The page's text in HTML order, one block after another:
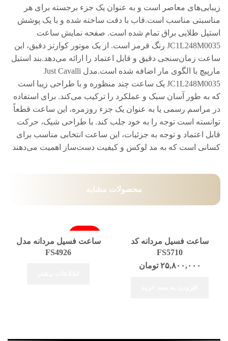
زیبایی‌های معاصر است و به عنوان یک جزء برجسته برای هر
مناسبتی مناسب است.قاب با دقت ساخته شده و با یک پوشش
استیل طلایی براق تمام شده است. صفحه نمایش ساعت
JC1L248M0035 رنگ قرمز است. از یک موتور کوارتز دقیق، این
ساعت زمان‌سنجی دقیق و قابل اعتماد را ارائه می‌دهد.بند استیل
مارپیچ با الگوی مار اضافه شده است.مدل Just Cavalli
JC1L248M0035 یک ساعت چند منظوره و با طراحی زیبا است
که به طور آسان سبک و عملکرد را ترکیب می‌کند. برای استفاده
در مراسم رسمی یا به عنوان یک جزء روزمره، این ساعت قطعاً
توانسته است توجه را به خود جلب کند. با طراحی شیک، حرکت
قابل اعتماد و توجه به جزئیات، این ساعت انتخابی مناسب برای
کسانی است که به مد لوکس و کیفیت دست‌ساز اهمیت می‌دهند
محصولات مشابه
ساعت فسیل مردانه کد
FS5710
۲۵,۸۰۰,۰۰۰ تومان
ساعت فسیل مردانه مدل
FS4926